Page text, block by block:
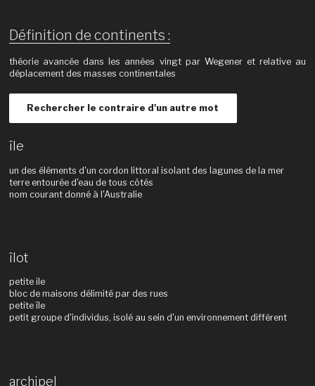
Définition de continents :
théorie avancée dans les années vingt par Wegener et relative au
déplacement des masses continentales
Rechercher le contraire d'un autre mot
île
un des éléments d'un cordon littoral isolant des lagunes de la mer
terre entourée d'eau de tous côtés
nom courant donné à l'Australie
îlot
petite ile
bloc de maisons délimité par des rues
petite île
petit groupe d'individus, isolé au sein d'un environnement différent
archipel